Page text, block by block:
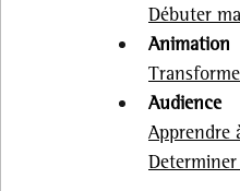
Débuter
Animation
Audience
Apprendre